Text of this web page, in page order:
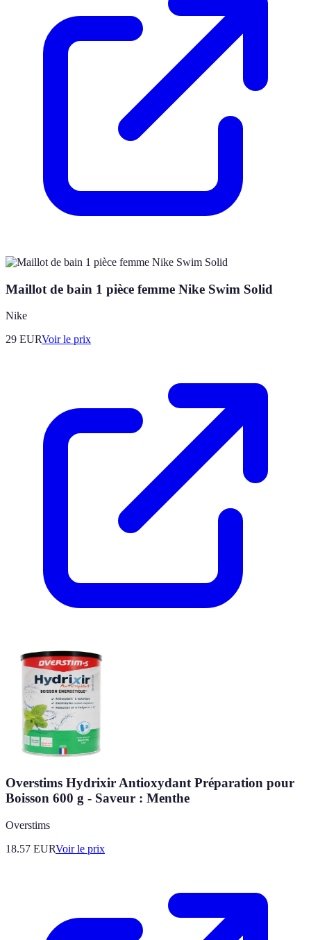
Maillot de bain 1 pièce femme Nike Swim Solid
Nike
29 EURVoir le prix
Overstims Hydrixir Antioxydant Préparation pour
Boisson 600 g - Saveur : Menthe
Overstims
18.57 EURVoir le prix